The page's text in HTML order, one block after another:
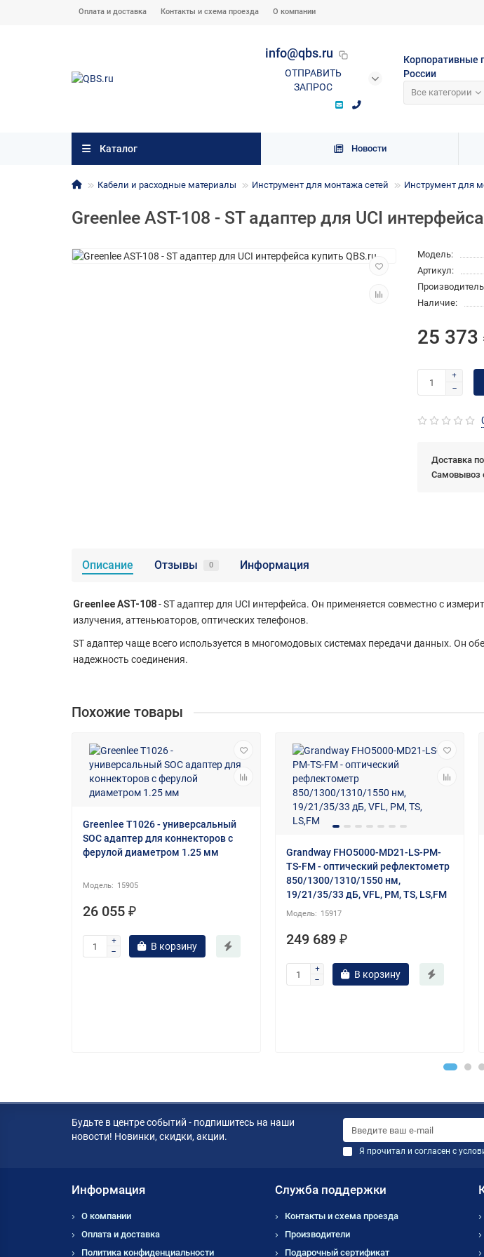
Оплата и доставка Контакты и схема проезда О компании
Корпоративные
России
Все категории
info@qbs.ru
ОТПРАВИТЬ
ЗАПРОС
Каталог Новости
Кабели и расходные материалы Инструмент для монтажа сетей Инструмент для
Greenlee AST-108 - ST адаптер для UCI интерфейса
Модель:
Артикул:
Наличие:
25 373
Доставка
Самовывоз
Описание Отзывы 0 Информация
Greenlee AST-108- ST адаптер для UCI интерфейса. Он применяется совместно с
излучения, аттеньюаторов, оптических телефонов.
ST адаптер чаще всего используется в многомодовых системах передачи данных. Он
надежность соединения.
Похожие товары
Greenlee T1026 - универсальный
SOC адаптер для коннекторов с
ферулой диаметром 1.25 мм
15905
26 055 ₽
В корзину
Grandway FHO5000-MD21-LS-PM-
TS-FM - оптический рефлектометр
850/1300/1310/1550 нм,
19/21/35/33 дБ, VFL, PM, TS, LS,FM
15917
249 689 ₽
В корзину
Будьте в центре событий - подпишитесь на наши
новости! Новинки, скидки, акции.
Я прочитал и согласен с
Информация
О компании
Оплата и доставка
Политика конфиденциальности
Служба поддержки
Контакты и схема проезда
Производители
Подарочный сертификат